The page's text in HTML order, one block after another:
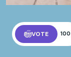
VOTE 100